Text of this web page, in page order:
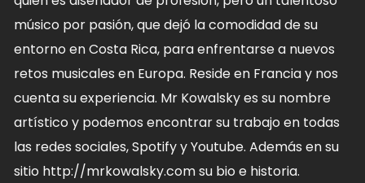
músico por pasión, que dejó la comodidad de su
entorno en Costa Rica, para enfrentarse a nuevos
retos musicales en Europa. Reside en Francia y nos
cuenta su experiencia. Mr Kowalsky es su nombre
artístico y podemos encontrar su trabajo en todas
las redes sociales, Spotify y Youtube. Además en su
sitio http://mrkowalsky.com su bio e historia.